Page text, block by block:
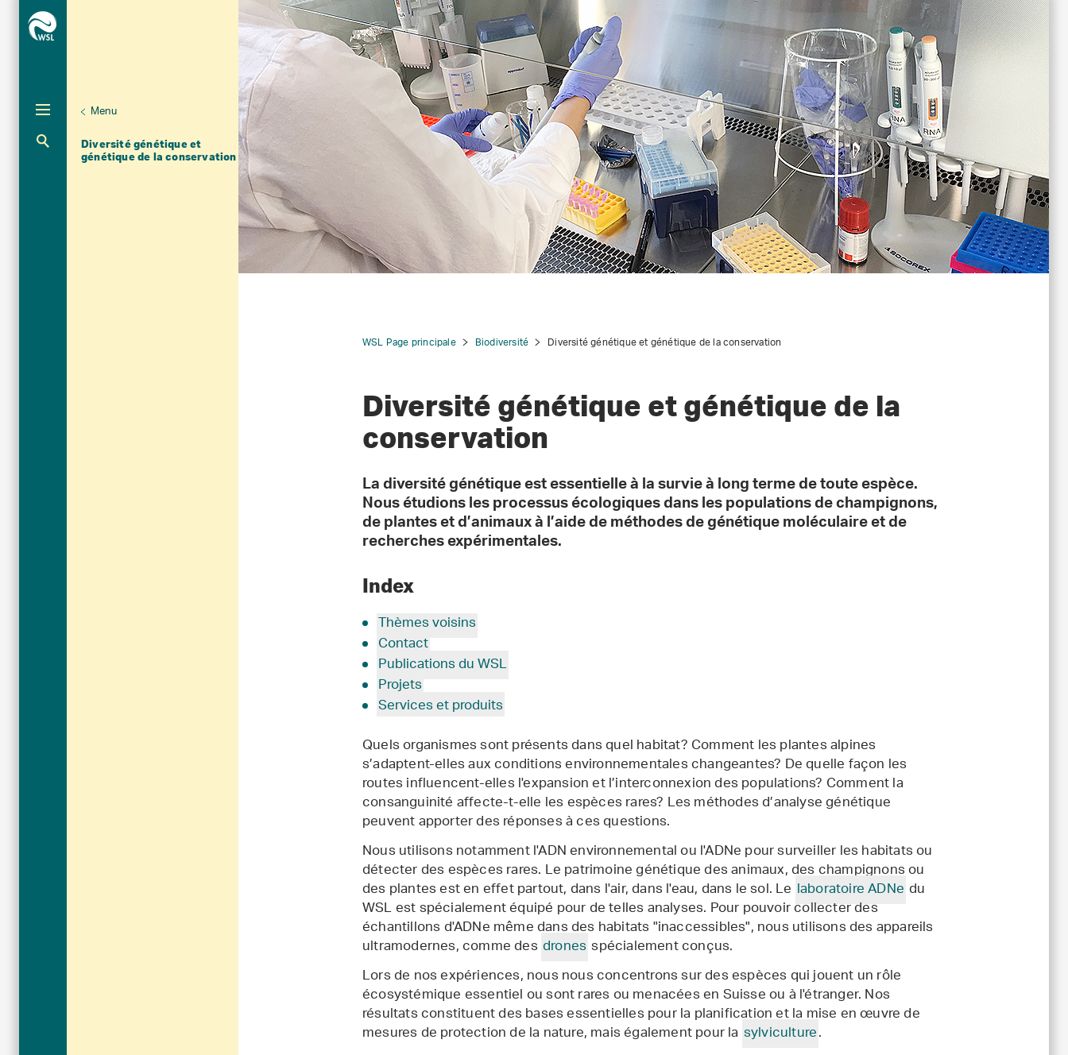
Biodiversité
Unternavigation
Menu
Diversité génétique et
génétique de la conservation
Aktuelle Navigation
WSL Page principale Biodiversité Diversité génétique et génétique de la conservation
Diversité génétique et génétique de la
conservation
La diversité génétique est essentielle à la survie à long terme de toute espèce.
Nous étudions les processus écologiques dans les populations de champignons,
de plantes et d’animaux à l’aide de méthodes de génétique moléculaire et de
recherches expérimentales.
Index
Thèmes voisins
Contact
Publications du WSL
Projets
Services et produits
Quels organismes sont présents dans quel habitat? Comment les plantes alpines
s’adaptent-elles aux conditions environnementales changeantes? De quelle façon les
routes influencent-elles l'expansion et l’interconnexion des populations? Comment la
consanguinité affecte-t-elle les espèces rares? Les méthodes d’analyse génétique
peuvent apporter des réponses à ces questions.
Nous utilisons notamment l'ADN environnemental ou l'ADNe pour surveiller les habitats ou
détecter des espèces rares. Le patrimoine génétique des animaux, des champignons ou
des plantes est en effet partout, dans l'air, dans l'eau, dans le sol. Le laboratoire ADNedu
WSL est spécialement équipé pour de telles analyses. Pour pouvoir collecter des
échantillons d'ADNe même dans des habitats "inaccessibles", nous utilisons des appareils
ultramodernes, comme desdronesspécialement conçus.
Lors de nos expériences, nous nous concentrons sur des espèces qui jouent un rôle
écosystémique essentiel ou sont rares ou menacées en Suisse ou à l'étranger. Nos
résultats constituent des bases essentielles pour la planification et la mise en œuvre de
mesures de protection de la nature, mais également pour la sylviculture.